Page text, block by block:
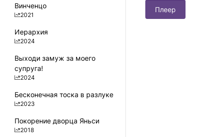
Плеер
Винченцо
2021
Иерархия
2024
Выходи замуж за моего
супруга!
2024
Бесконечная тоска в разлуке
2023
Покорение дворца Яньси
2018